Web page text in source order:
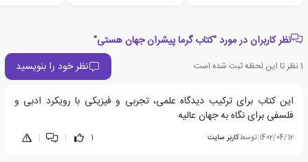
نظر کاربران در مورد "کتاب گرما پیشران جهان هستی"
1نظر تا این لحظه ثبت شده است نظر خود را بنویسید
این کتاب برای ترکیب دیدگاه علمی، تجربی و فیزیکی با رویکرد ادبی و
فلسفی برای نگاه به جهان عالیه
1402/04/12
|توسطکاربر سایت 1
|
|